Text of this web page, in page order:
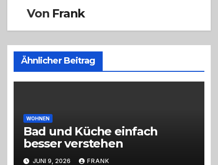
Von Frank
Ähnlicher Beitrag
WOHNEN
Bad und Küche einfach
besser verstehen
JUNI 9, 2026 FRANK